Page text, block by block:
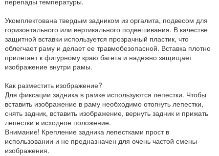
Укомплектована твердым задником из оргалита, подвесом для
горизонтального или вертикального подвешивания. В качестве
защитной вставки используется прозрачный пластик, что
облегчает раму и делает ее травмобезопасной. Вставка плотно
прилегает к фигурному краю багета и надежно защищает
изображение внутри рамы.
Как разместить изображение?
Для фиксации задника в рамке используются лепестки. Чтобы
вставить изображение в раму необходимо отогнуть лепестки,
снять задник, вставить изображение, вернуть задник и прижать
лепестки в исходное положение.
Внимание! Крепление задника лепестками прост в
использовании и не предназначен для очень частой смены
изображения.